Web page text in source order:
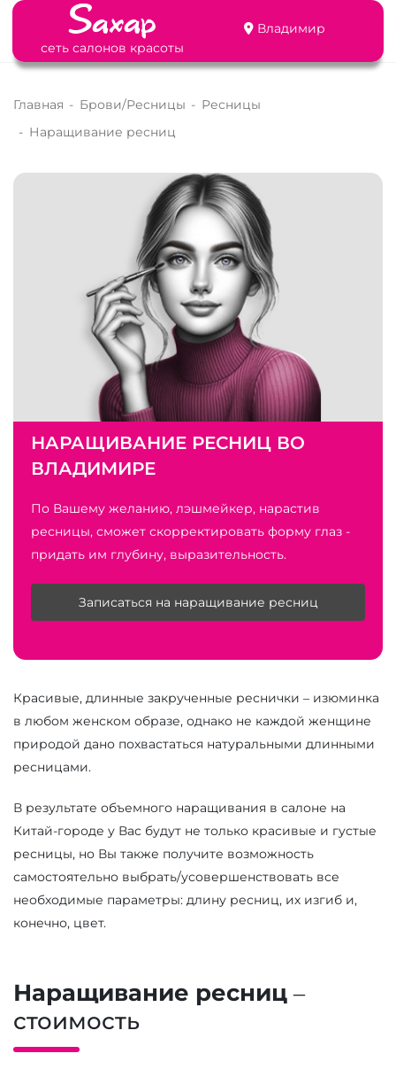
сеть салонов красоты
Владимир
Главная - Брови/Ресницы - Ресницы
- Наращивание ресниц
НАРАЩИВАНИЕ РЕСНИЦ ВО
ВЛАДИМИРЕ
По Вашему желанию, лэшмейкер, нарастив
ресницы, сможет скорректировать форму глаз -
придать им глубину, выразительность.
Записаться на наращивание ресниц
Красивые, длинные закрученные реснички – изюминка
в любом женском образе, однако не каждой женщине
природой дано похвастаться натуральными длинными
ресницами.
В результате объемного наращивания в салоне на
Китай-городе у Вас будут не только красивые и густые
ресницы, но Вы также получите возможность
самостоятельно выбрать/усовершенствовать все
необходимые параметры: длину ресниц, их изгиб и,
конечно, цвет.
Наращивание ресниц–
стоимость